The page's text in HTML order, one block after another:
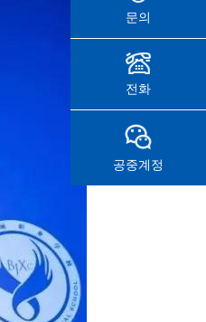
문의
전화
공중계정